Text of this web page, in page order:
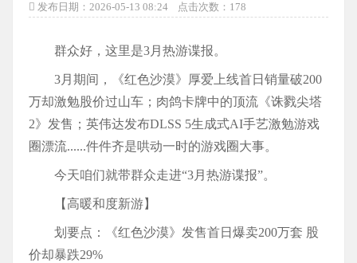
发布日期：2026-05-13 08:24 点击次数：178
群众好，这里是3月热游谍报。
3月期间，《红色沙漠》厚爱上线首日销量破200
万却激勉股价过山车；肉鸽卡牌中的顶流《诛戮尖塔
2》发售；英伟达发布DLSS 5生成式AI手艺激勉游戏
圈漂流......件件齐是哄动一时的游戏圈大事。
今天咱们就带群众走进“3月热游谍报”。
【高暖和度新游】
划要点：《红色沙漠》发售首日爆卖200万套 股
价却暴跌29%